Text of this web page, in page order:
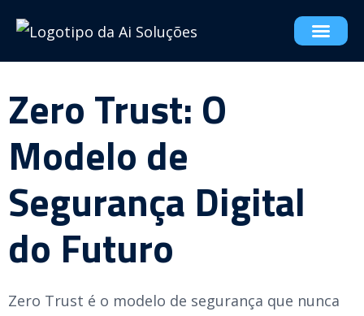
Zero Trust: O
Modelo de
Segurança Digital
do Futuro
Zero Trust é o modelo de segurança que nunca